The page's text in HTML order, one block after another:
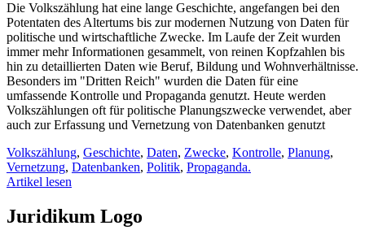
Die Volkszählung hat eine lange Geschichte, angefangen bei den
Potentaten des Altertums bis zur modernen Nutzung von Daten für
politische und wirtschaftliche Zwecke. Im Laufe der Zeit wurden
immer mehr Informationen gesammelt, von reinen Kopfzahlen bis
hin zu detaillierten Daten wie Beruf, Bildung und Wohnverhältnisse.
Besonders im "Dritten Reich" wurden die Daten für eine
umfassende Kontrolle und Propaganda genutzt. Heute werden
Volkszählungen oft für politische Planungszwecke verwendet, aber
auch zur Erfassung und Vernetzung von Datenbanken genutzt
Volkszählung, Geschichte, Daten, Zwecke, Kontrolle, Planung,
Vernetzung, Datenbanken, Politik, Propaganda.
Artikel lesen
Juridikum Logo